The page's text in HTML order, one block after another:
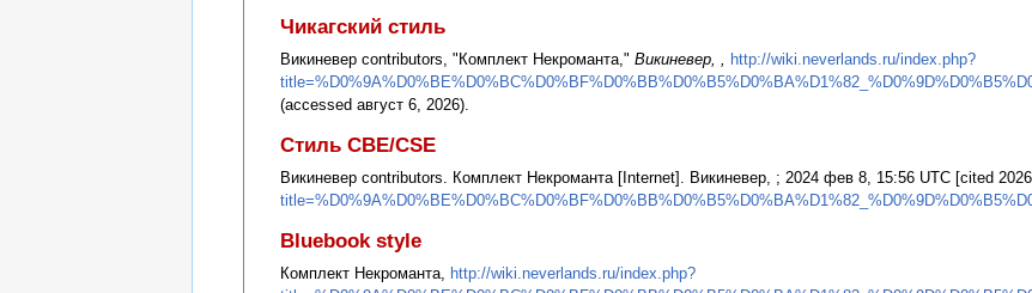
Чикагский стиль
Викиневер contributors, "Комплект Некроманта," Викиневер, , http://wiki.neverlands.ru/index.php?
(accessed август 6, 2026).
Стиль CBE/CSE
Викиневер contributors. Комплект Некроманта [Internet]. Викиневер, ; 2024 фев 8, 15:56 UTC [cited
Bluebook style
Комплект Некроманта,
http://wiki.neverlands.ru/index.php?